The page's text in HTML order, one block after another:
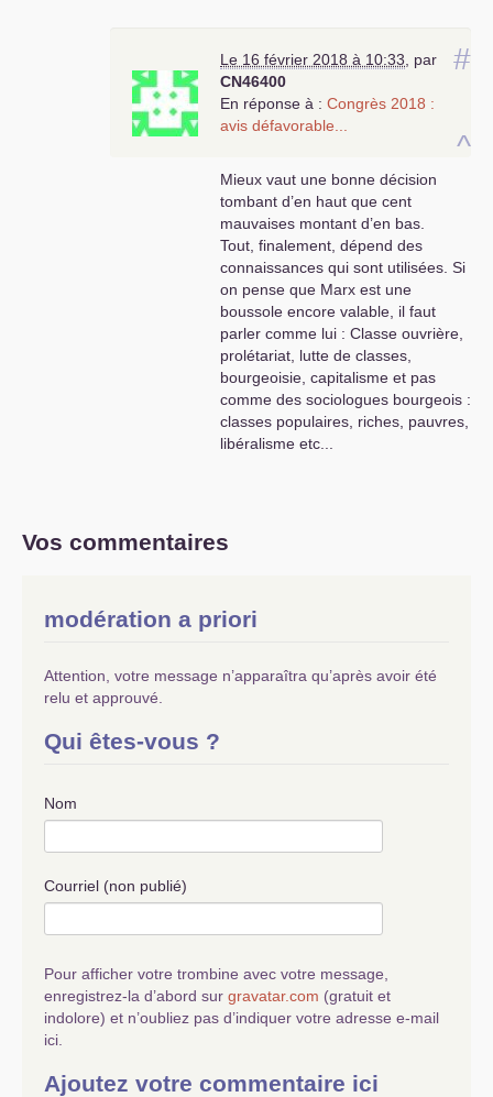
#
^
Le 16 février 2018 à 10:33
par
CN46400
En réponse à : Congrès 2018 :
avis défavorable...
Mieux vaut une bonne décision
tombant d’en haut que cent
mauvaises montant d’en bas.
Tout, finalement, dépend des
connaissances qui sont utilisées. Si
on pense que Marx est une
boussole encore valable, il faut
parler comme lui : Classe ouvrière,
prolétariat, lutte de classes,
bourgeoisie, capitalisme et pas
comme des sociologues bourgeois :
classes populaires, riches, pauvres,
libéralisme etc...
Vos commentaires
modération a priori
Attention, votre message n’apparaîtra qu’après avoir été
relu et approuvé.
Qui êtes-vous ?
Nom
Courriel (non publié)
Pour afficher votre trombine avec votre message,
enregistrez-la d’abord sur gravatar.com (gratuit et
indolore) et n’oubliez pas d’indiquer votre adresse e-mail
ici.
Ajoutez votre commentaire ici